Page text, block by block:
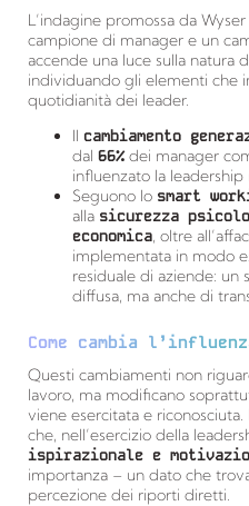
L’indagine promossa da
campione di manager e un
accende una luce sulla natura
individuando gli elementi che
quotidianità dei leader.
Ilcambiamento
dal66%dei manager
influenzato la
Seguono lo smart
alla sicurezza
economica, oltre
implementata in modo
residuale di aziende: un
diffusa, ma anche di
Come cambia
Questi cambiamenti non
lavoro, ma modificano
viene esercitata e
che, nell’esercizio della
ispirazionale e
importanza – un dato che
percezione dei riporti diretti.